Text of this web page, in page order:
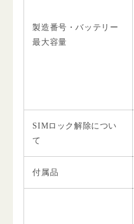
製造番号・バッテリー
最大容量
SIMロック解除につい
て
付属品